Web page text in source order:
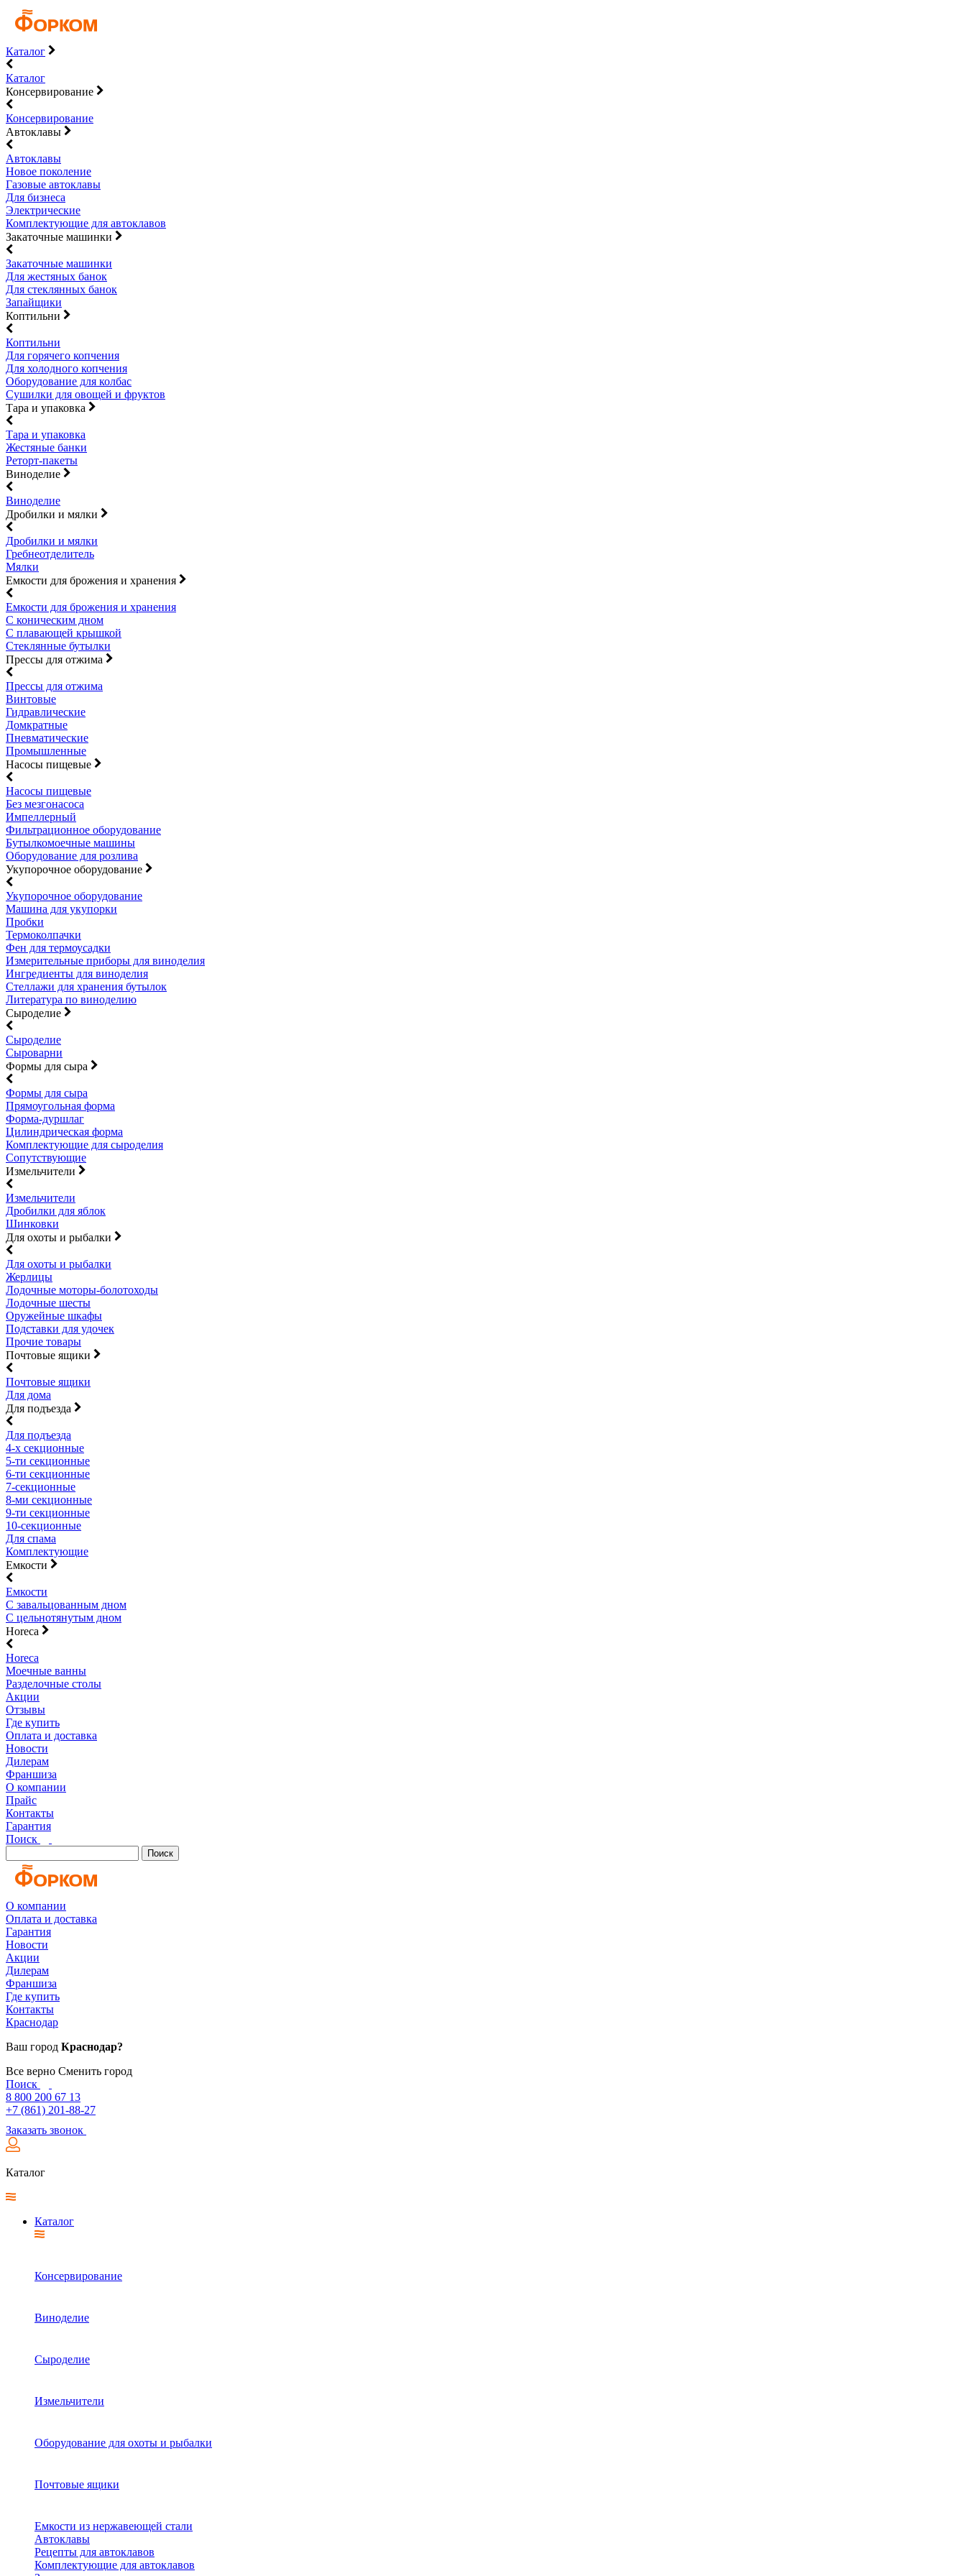
Каталог
Каталог
Консервирование
Консервирование
Автоклавы
Автоклавы
Новое поколение
Газовые автоклавы
Для бизнеса
Электрические
Комплектующие для автоклавов
Закаточные машинки
Закаточные машинки
Для жестяных банок
Для стеклянных банок
Запайщики
Коптильни
Коптильни
Для горячего копчения
Для холодного копчения
Оборудование для колбас
Сушилки для овощей и фруктов
Тара и упаковка
Тара и упаковка
Жестяные банки
Реторт-пакеты
Виноделие
Виноделие
Дробилки и мялки
Дробилки и мялки
Гребнеотделитель
Мялки
Емкости для брожения и хранения
Емкости для брожения и хранения
С коническим дном
С плавающей крышкой
Стеклянные бутылки
Прессы для отжима
Прессы для отжима
Винтовые
Гидравлические
Домкратные
Пневматические
Промышленные
Насосы пищевые
Насосы пищевые
Без мезгонасоса
Импеллерный
Фильтрационное оборудование
Бутылкомоечные машины
Оборудование для розлива
Укупорочное оборудование
Укупорочное оборудование
Машина для укупорки
Пробки
Термоколпачки
Фен для термоусадки
Измерительные приборы для виноделия
Ингредиенты для виноделия
Стеллажи для хранения бутылок
Литература по виноделию
Сыроделие
Сыроделие
Сыроварни
Формы для сыра
Формы для сыра
Прямоугольная форма
Форма-дуршлаг
Цилиндрическая форма
Комплектующие для сыроделия
Сопутствующие
Измельчители
Измельчители
Дробилки для яблок
Шинковки
Для охоты и рыбалки
Для охоты и рыбалки
Жерлицы
Лодочные моторы-болотоходы
Лодочные шесты
Оружейные шкафы
Подставки для удочек
Прочие товары
Почтовые ящики
Почтовые ящики
Для дома
Для подъезда
Для подъезда
4-х секционные
5-ти секционные
6-ти секционные
7-секционные
8-ми секционные
9-ти секционные
10-секционные
Для спама
Комплектующие
Емкости
Емкости
С завальцованным дном
С цельнотянутым дном
Horeca
Horeca
Моечные ванны
Разделочные столы
Акции
Отзывы
Где купить
Оплата и доставка
Новости
Дилерам
Франшиза
О компании
Прайс
Контакты
Гарантия
Поиск
Поиск
О компании
Оплата и доставка
Гарантия
Новости
Акции
Дилерам
Франшиза
Где купить
Контакты
Краснодар
Ваш город Краснодар?
Все верно Сменить город
Поиск
8 800 200 67 13
+7 (861) 201-88-27
Заказать звонок
Каталог
Каталог
Консервирование
Виноделие
Сыроделие
Измельчители
Оборудование для охоты и рыбалки
Почтовые ящики
Емкости из нержавеющей стали
Автоклавы
Рецепты для автоклавов
Комплектующие для автоклавов